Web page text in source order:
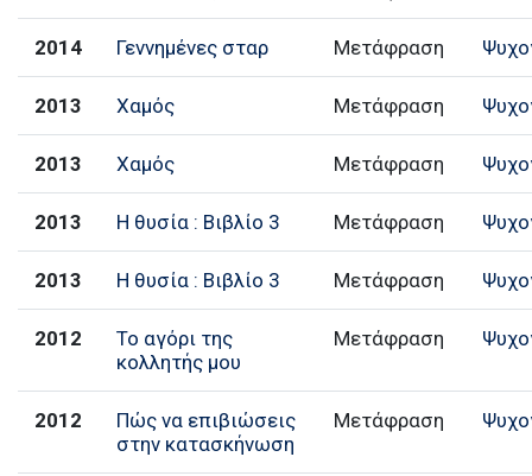
2014 Γεννημένες σταρ Μετάφραση
2013 Χαμός Μετάφραση
2013 Χαμός Μετάφραση
2013 Η θυσία : Βιβλίο 3 Μετάφραση
2013 Η θυσία : Βιβλίο 3 Μετάφραση
2012
Το αγόρι της
κολλητής μου
Μετάφραση
2012
Πώς να επιβιώσεις
στην κατασκήνωση
Μετάφραση